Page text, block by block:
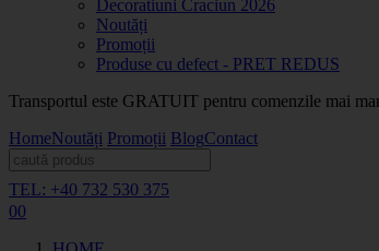
Decoratiuni Craciun 2026
Noutăți
Promoții
Produse cu defect - PRET REDUS
Transportul este GRATUIT pentru comenzile mai
HomeNoutăți Promoții BlogContact
TEL: +40 732 530 375
00